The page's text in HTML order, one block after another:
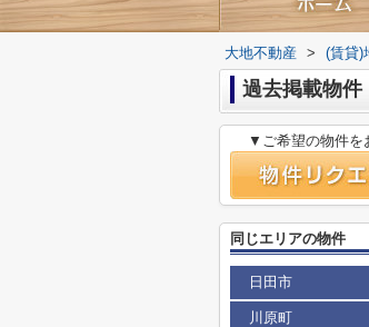
大地不動産 > (賃貸)
過去掲載物件
▼ご希望の物件を
同じエリアの物件
日田市
川原町